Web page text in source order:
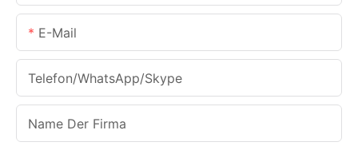
E-Mail
Telefon/WhatsApp/Skype
Name Der Firma